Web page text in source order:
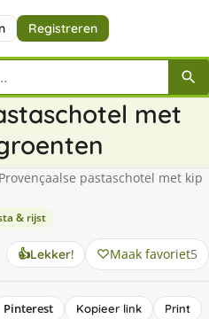
Registreren
met
Provençaalse pastaschotel met kip
& rijst
👍Lekker! Maak favoriet5
Pinterest Kopieer link Print